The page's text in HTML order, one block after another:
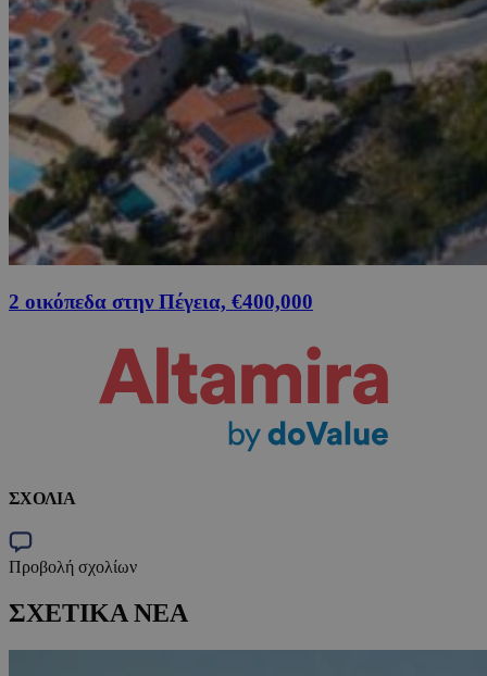
2 οικόπεδα στην Πέγεια, €400,000
ΣΧΟΛΙΑ
Προβολή σχολίων
ΣΧΕΤΙΚΑ ΝΕΑ